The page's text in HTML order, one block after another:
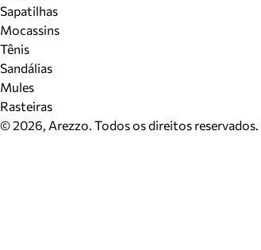
Sapatilhas
Mocassins
Tênis
Sandálias
Mules
Rasteiras
©2026, Arezzo. Todos os direitos reservados.